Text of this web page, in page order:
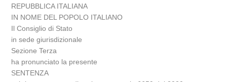
REPUBBLICA ITALIANA
IN NOME DEL POPOLO ITALIANO
Il Consiglio di Stato
in sede giurisdizionale
Sezione Terza
ha pronunciato la presente
SENTENZA